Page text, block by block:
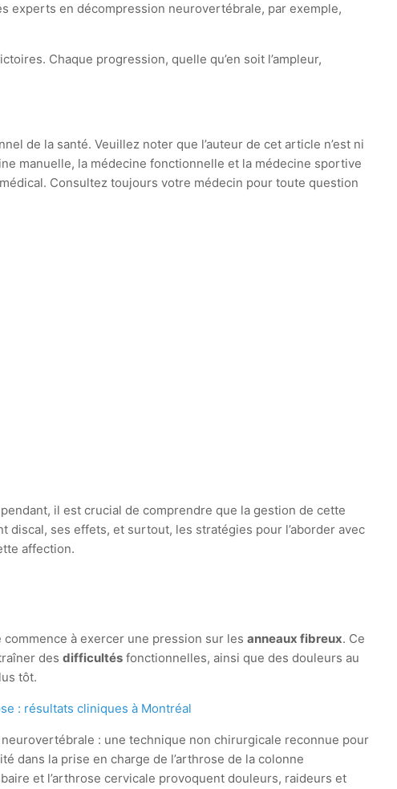
experts en décompression neurovertébrale, par exemple,
Chaque progression, quelle qu’en soit l’ampleur,
de la santé. Veuillez noter que l’auteur de cet article n’est ni
manuelle, la médecine fonctionnelle et la médecine sportive
Consultez toujours votre médecin pour toute question
il est crucial de comprendre que la gestion de cette
ses effets, et surtout, les stratégies pour l’aborder avec
affection.
à exercer une pression sur lesanneaux fibreux. Ce
desdifficultés fonctionnelles, ainsi que des douleurs au
tôt.
: résultats cliniques à Montréal
: une technique non chirurgicale reconnue pour
dans la prise en charge de l’arthrose de la colonne
et l’arthrose cervicale provoquent douleurs, raideurs et